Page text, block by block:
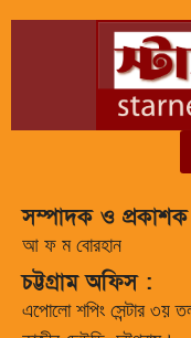
সম্পাদক ও
আ ফ ম বোরহান
চট্টগ্রাম অফিস :
এপোলো শপিং সেন্টার ৩য়